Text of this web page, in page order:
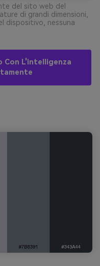
del sito web del
di grandi dimensioni,
dispositivo, nessuna
Con L'intelligenza